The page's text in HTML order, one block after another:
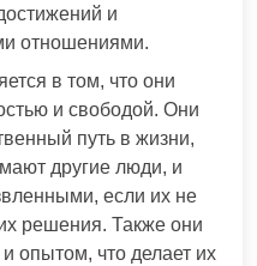
и
отношениями.
в том, что они
и свободой. Они
путь в жизни,
другие люди, и
если их не
решения. Также они
опытом, что делает их